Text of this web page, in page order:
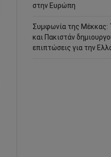
στην Ευρώπη
Συμφωνία της Μέκκας:
και Πακιστάν
επιπτώσεις για την